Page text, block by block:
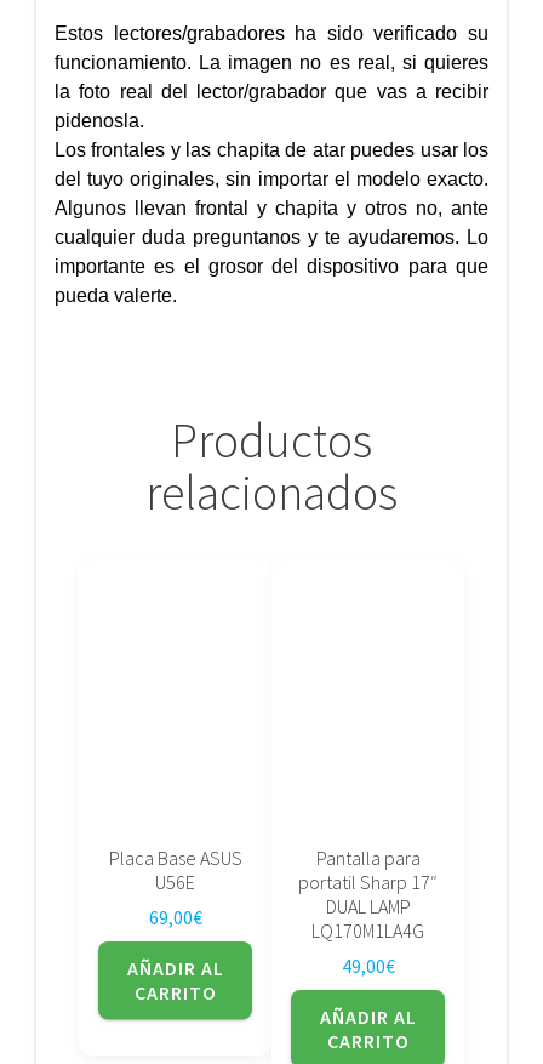
Estos lectores/grabadores ha sido verificado su
funcionamiento. La imagen no es real, si quieres
la foto real del lector/grabador que vas a recibir
pidenosla.
Los frontales y las chapita de atar puedes usar los
del tuyo originales, sin importar el modelo exacto.
Algunos llevan frontal y chapita y otros no, ante
cualquier duda preguntanos y te ayudaremos. Lo
importante es el grosor del dispositivo para que
pueda valerte.
Productos
relacionados
Placa Base ASUS
U56E
69,00€
AÑADIR AL
CARRITO
Pantalla para
portatil Sharp 17″
DUAL LAMP
LQ170M1LA4G
49,00€
AÑADIR AL
CARRITO